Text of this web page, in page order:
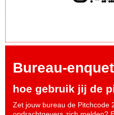
Bureau-
hoe gebruik jij de
Zet jouw bureau de Pitchcode